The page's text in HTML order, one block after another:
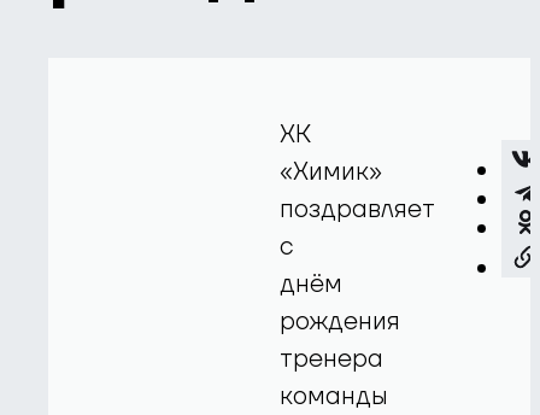
ХК
«Химик»
поздравляет
с
днём
рождения
тренера
команды